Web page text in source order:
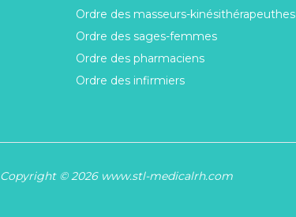
Ordre des masseurs-kinésithérapeuthes
Ordre des sages-femmes
Ordre des pharmaciens
Ordre des infirmiers
Copyright © 2026 www.stl-medicalrh.com